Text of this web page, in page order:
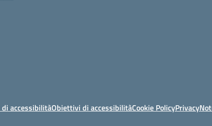
di accessibilitàObiettivi di accessibilitàCookie PolicyPrivacy